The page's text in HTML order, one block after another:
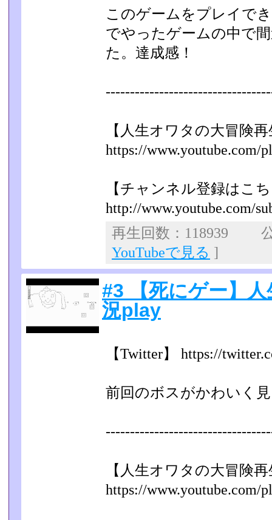
このゲームをプレイで
でやったゲームの中で
た。達成感！
【人生オワタの大冒険
https://www.youtube.com/
【チャンネル登録はこ
http://www.youtube.com/
再生回数：118939
YouTubeで見る ]
#3 【死にゲー】
況play
【Twitter】 https://
前回のボスがかわいく
【人生オワタの大冒険
https://www.youtube.com/